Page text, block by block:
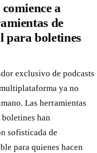
a
de
para boletines
exclusivo de podcasts
ya no
Las herramientas
han
sofisticada de
para quienes hacen